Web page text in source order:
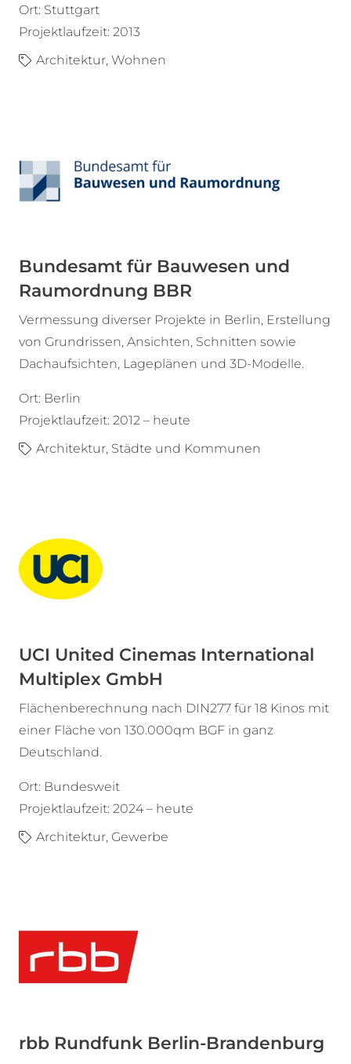
Ort: Stuttgart
Projektlaufzeit: 2013
Architektur,Wohnen
Bundesamt für Bauwesen und
Raumordnung BBR
Vermessung diverser Projekte in Berlin, Erstellung
von Grundrissen, Ansichten, Schnitten sowie
Dachaufsichten, Lageplänen und 3D-Modelle.
Ort: Berlin
Projektlaufzeit: 2012 – heute
Architektur, Städte und Kommunen
UCI United Cinemas International
Multiplex GmbH
Flächenberechnung nach DIN277 für 18 Kinos mit
einer Fläche von 130.000qm BGF in ganz
Deutschland.
Ort: Bundesweit
Projektlaufzeit: 2024 – heute
Architektur, Gewerbe
rbb Rundfunk Berlin-Brandenburg